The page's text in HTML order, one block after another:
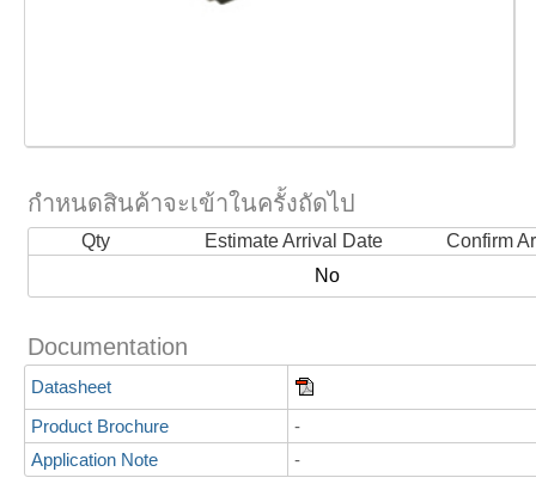
กำหนดสินค้าจะเข้าในครั้งถัดไป
Qty Estimate Arrival Date
Confirm
No
Documentation
Datasheet
Product Brochure
-
Application Note
-